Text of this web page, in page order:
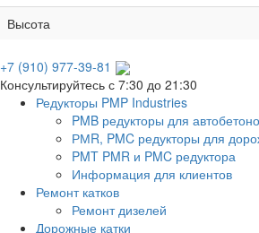
Высота
+7 (910) 977-39-81
Консультируйтесь с 7:30 до 21:30
Редукторы PMP Industries
PMB редукторы для
РМR, PMC редукторы для
PMT PMR и PMC редуктора
Информация для клиентов
Ремонт катков
Ремонт дизелей
Дорожные катки